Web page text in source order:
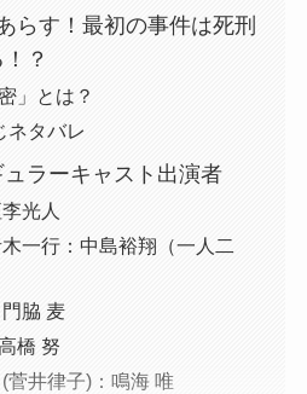
らす！最初の事件は死刑
？
」とは？
ネタバレ
ュラーキャスト出演者
光人
一行：中島裕翔（一人二
脇 麦
橋 努
菅井律子)：鳴海 唯